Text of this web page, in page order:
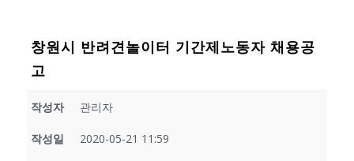
창원시 반려견놀이터 기간제노동자 채용공
고
작성자 관리자
작성일 2020-05-21 11:59